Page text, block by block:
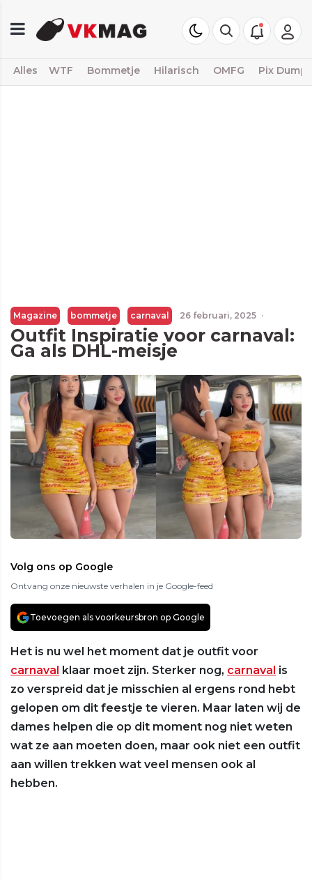
Alles WTF Bommetje Hilarisch OMFG Pix Dump
Magazine bommetje carnaval 26 februari, 2025 ·
Outfit Inspiratie voor carnaval:
Ga als DHL-meisje
Volg ons op Google
Ontvang onze nieuwste verhalen in je Google-feed
Toevoegen als voorkeursbron op Google
Het is nu wel het moment dat je outfit voor
carnaval klaar moet zijn. Sterker nog, carnaval is
zo verspreid dat je misschien al ergens rond hebt
gelopen om dit feestje te vieren. Maar laten wij de
dames helpen die op dit moment nog niet weten
wat ze aan moeten doen, maar ook niet een outfit
aan willen trekken wat veel mensen ook al
hebben.